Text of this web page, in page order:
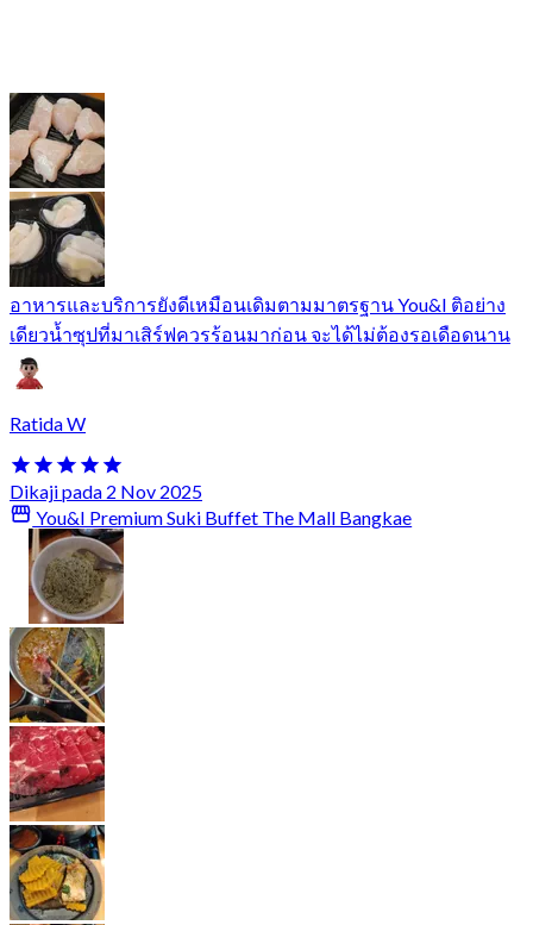
อาหารและบริการยังดีเหมือนเดิมตามมาตรฐาน You&I ติอย่าง
เดียวน้ำซุปที่มาเสิร์ฟควรร้อนมาก่อน จะได้ไม่ต้องรอเดือดนาน
Ratida W
Dikaji pada 2 Nov 2025
You&I Premium Suki Buffet The Mall Bangkae